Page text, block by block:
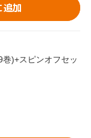
追加
巻)+スピンオフセッ